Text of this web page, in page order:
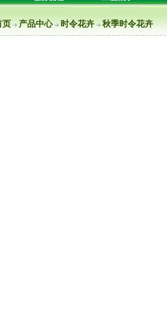
页 产品中心 时令花卉 秋季时令花卉